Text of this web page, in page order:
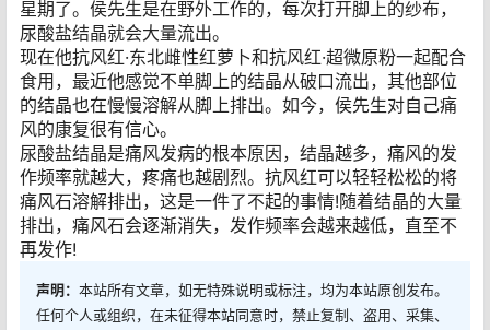
星期了。侯先生是在野外工作的，每次打开脚上的纱布，
尿酸盐结晶就会大量流出。
现在他抗风红·东北雌性红萝卜和抗风红·超微原粉一起配合
食用，最近他感觉不单脚上的结晶从破口流出，其他部位
的结晶也在慢慢溶解从脚上排出。如今，侯先生对自己痛
风的康复很有信心。
尿酸盐结晶是痛风发病的根本原因，结晶越多，痛风的发
作频率就越大，疼痛也越剧烈。抗风红可以轻轻松松的将
痛风石溶解排出，这是一件了不起的事情!随着结晶的大量
排出，痛风石会逐渐消失，发作频率会越来越低，直至不
再发作!
声明： 本站所有文章，如无特殊说明或标注，均为本站原创发布。
任何个人或组织，在未征得本站同意时，禁止复制、盗用、采集、